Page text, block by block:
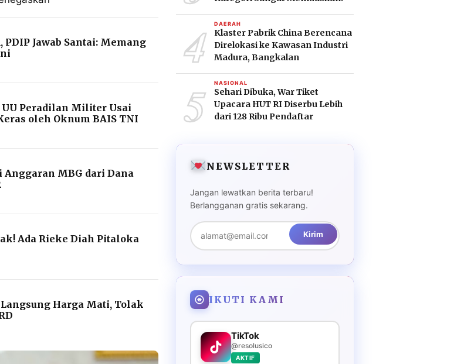
Jawab Santai: Memang
UU Peradilan Militer Usai
oleh Oknum BAIS TNI
MBG dari Dana
Ada Rieke Diah Pitaloka
Harga Mati, Tolak
4 DAERAH
Klaster Pabrik China Berencana
Direlokasi ke Kawasan Industri
Madura, Bangkalan
5 NASIONAL
Sehari Dibuka, War Tiket
Upacara HUT RI Diserbu Lebih
dari 128 Ribu Pendaftar
NEWSLETTER
Jangan lewatkan berita terbaru!
Berlangganan gratis sekarang.
Kirim
IKUTI KAMI
TikTok
@resolusico
AKTIF